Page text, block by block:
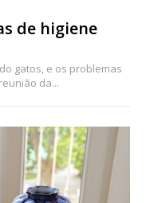
de higiene
gatos, e os problemas
da...